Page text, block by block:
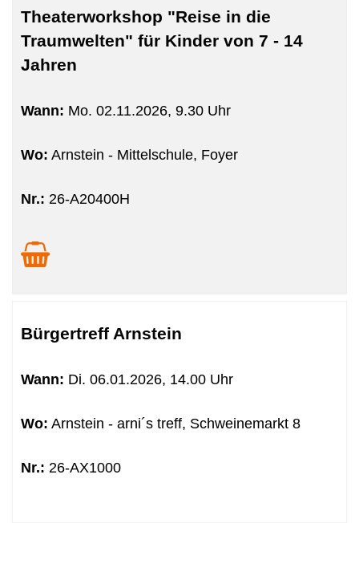
Theaterworkshop "Reise in die
Traumwelten" für Kinder von 7 - 14
Jahren
Wann: Mo. 02.11.2026, 9.30 Uhr
Wo: Arnstein - Mittelschule, Foyer
Nr.: 26-A20400H
Bürgertreff Arnstein
Wann: Di. 06.01.2026, 14.00 Uhr
Wo: Arnstein - arni´s treff, Schweinemarkt 8
Nr.: 26-AX1000